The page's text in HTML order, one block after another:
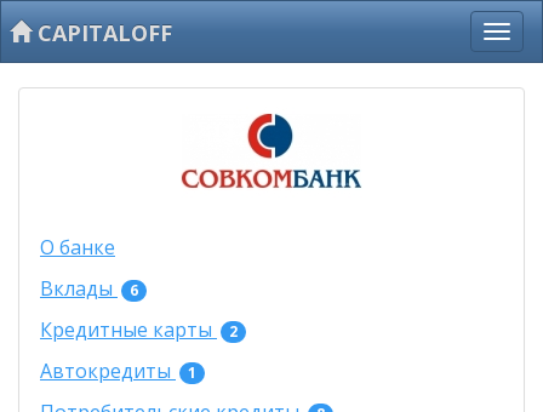
CAPITALOFF
О банке
Вклады
6
Кредитные карты 2
Автокредиты 1